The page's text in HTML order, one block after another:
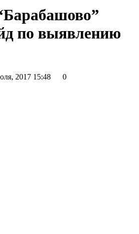
по выявлению
2017 15:48
0